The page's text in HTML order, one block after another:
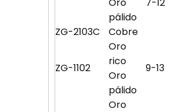
pálido
ZG-2103C
Cobre
ZG-1102
Oro
rico
9-13
Oro
pálido
Oro